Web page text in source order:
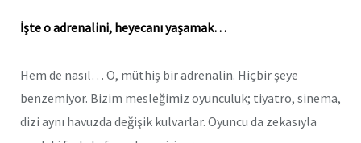
İşte o adrenalini, heyecanı yaşamak…
Hem de nasıl… O, müthiş bir adrenalin. Hiçbir şeye
benzemiyor. Bizim mesleğimiz oyunculuk; tiyatro, sinema,
dizi aynı havuzda değişik kulvarlar. Oyuncu da zekasıyla